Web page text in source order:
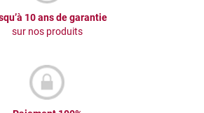
10 ans de garantie
sur nos produits